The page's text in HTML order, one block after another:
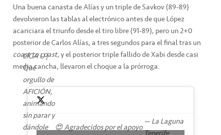
Una buena canasta de Alías y un triple de Savkov (89-89)
devolvieron las tablas al electrónico antes de que López
acariciara el triunfo desde el tiro libre (91-89), pero un 2+0
posterior de Carlos Alías, a tres segundos para el final tras un
coast to coast, y el posterior triple fallido de Xabi desde casi
media cancha, llevaron el choque a la prórroga.
LIGA U |
Qué
orgullo de
AFICIÓN,
animando
sin parar y
dándole 😍 Agradecidos por el apoyo— La Laguna